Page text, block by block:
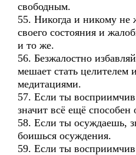
свободным.
55. Никогда и никому не
своего состояния и
и то же.
56. Безжалостно
мешает стать целителем
медитациями.
57. Если ты
значит всё ещё способен
58. Если ты осуждаешь,
боишься осуждения.
59. Если ты